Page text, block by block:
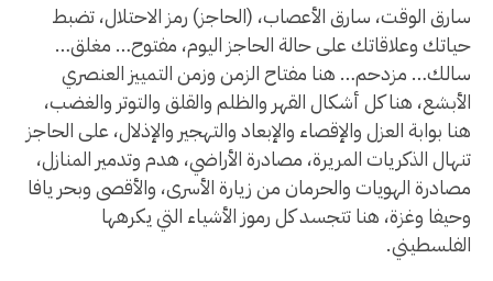
سارق الوقت، سارق الأعصاب، (الحاجز) رمز الاحتلال، تضبط
حياتك وعلاقاتك على حالة الحاجز اليوم، مفتوح… مغلق…
سالك… مزدحم… هنا مفتاح الزمن وزمن التمييز العنصري
الأبشع، هنا كل أشكال القهر والظلم والقلق والتوتر والغضب،
هنا بوابة العزل والإقصاء والإبعاد والتهجير والإذلال، على الحاجز
تنهال الذكريات المريرة، مصادرة الأراضي، هدم وتدمير المنازل،
مصادرة الهويات والحرمان من زيارة الأسرى، والأقصى وبحر يافا
وحيفا وغزة، هنا تتجسد كل رموز الأشياء التي يكرهها
الفلسطيني.